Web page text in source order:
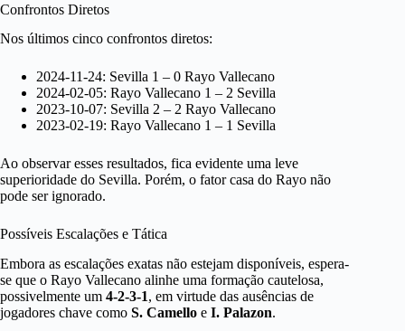
Confrontos Diretos
Nos últimos cinco confrontos diretos:
2024-11-24: Sevilla 1 – 0 Rayo Vallecano
2024-02-05: Rayo Vallecano 1 – 2 Sevilla
2023-10-07: Sevilla 2 – 2 Rayo Vallecano
2023-02-19: Rayo Vallecano 1 – 1 Sevilla
Ao observar esses resultados, fica evidente uma leve
superioridade do Sevilla. Porém, o fator casa do Rayo não
pode ser ignorado.
Possíveis Escalações e Tática
Embora as escalações exatas não estejam disponíveis, espera-
se que o Rayo Vallecano alinhe uma formação cautelosa,
possivelmente um 4-2-3-1, em virtude das ausências de
jogadores chave como S. Camello e I. Palazon.